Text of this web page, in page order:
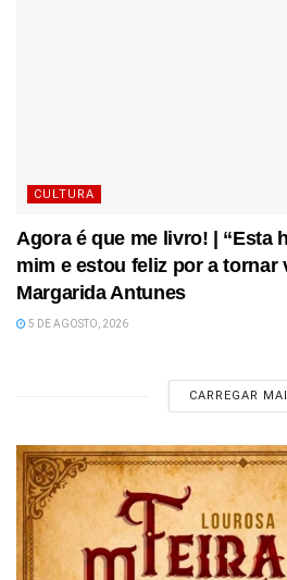
CULTURA
Agora é que me livro! | “Esta
mim e estou feliz por a tornar
Margarida Antunes
5 DE AGOSTO, 2026
CARREGAR